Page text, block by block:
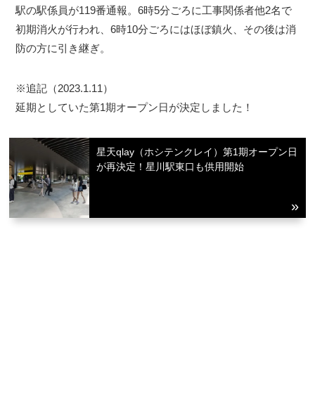
駅の駅係員が119番通報。6時5分ごろに工事関係者他2名で
初期消火が行われ、6時10分ごろにはほぼ鎮火、その後は消
防の方に引き継ぎ。
※追記（2023.1.11）
延期としていた第1期オープン日が決定しました！
星天qlay（ホシテンクレイ）第1期オープン日
が再決定！星川駅東口も供用開始